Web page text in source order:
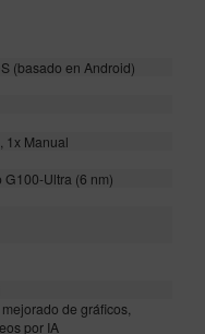
(basado en Android)
1x Manual
G100-Ultra (6 nm)
de gráficos,
por IA